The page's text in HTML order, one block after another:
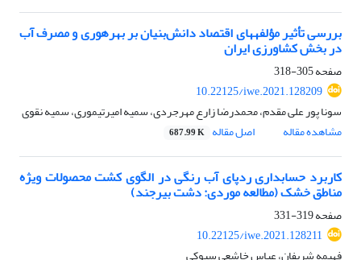
بررسی تأثیر مؤلفه‏های اقتصاد دانش‌بنیان بر بهره‏وری و مصرف آب
در بخش کشاورزی ایران
صفحه305-318
10.22125/iwe.2021.128209
سونا پور علی مقدم، محمدرضا زارع مهرجردی، سمیه امیرتیموری، سمیه نقوی
مشاهده مقاله
اصل مقاله 687.99 K
کاربرد حسابداری ردپای آب رنگی در الگوی کشت محصولات ویژه
مناطق خشک (مطالعه موردی: دشت بیرجند)
صفحه319-331
10.22125/iwe.2021.128211